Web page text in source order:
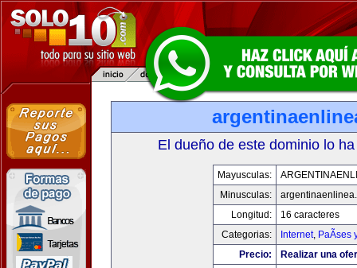
El dueño de este dominio lo
Mayusculas:
Minusculas:
Longitud:
16 caracteres
Categorias:
Internet, PaÃ­ses
Precio:
Realizar una